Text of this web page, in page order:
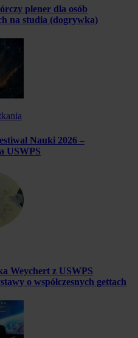
plener dla osób
na studia (dogrywka)
Nauki 2026 –
USWPS
Weychert z USWPS
o współczesnych gettach